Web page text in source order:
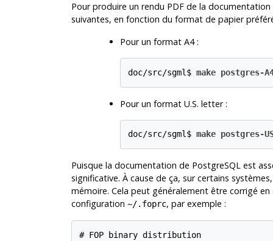
Pour produire un rendu PDF de la
suivantes, en fonction du format de papier
Pour un format A4 :
doc/src/sgml$ make postgres-
Pour un format U.S. letter :
doc/src/sgml$ make postgres-
Puisque la documentation de PostgreSQL est
significative. À cause de ça, sur certains
mémoire. Cela peut généralement être corrigé
configuration ~/.foprc, par exemple :
# FOP binary distribution